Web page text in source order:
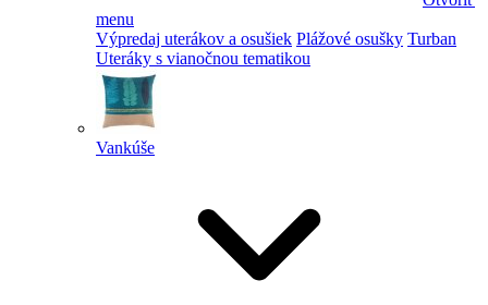
menu
Výpredaj uterákov a osušiek Plážové osušky Turban
Uteráky s vianočnou tematikou
Vankúše